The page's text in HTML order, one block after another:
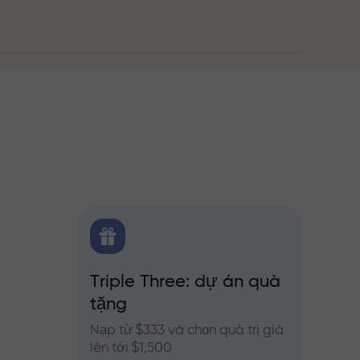
Triple Three: dự án quà
tặng
Nạp từ $333 và chọn quà trị giá
lên tới $1,500